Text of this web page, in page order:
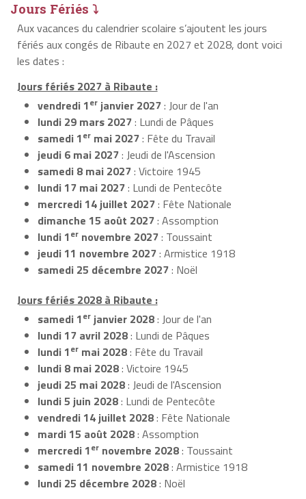
Jours Fériés ⤵
Aux vacances du calendrier scolaire s’ajoutent les jours
fériés aux congés de Ribaute en 2027 et 2028, dont voici
les dates :
Jours fériés 2027 à Ribaute :
vendredi 1er janvier 2027: Jour de l'an
lundi 29 mars 2027: Lundi de Pâques
samedi 1er mai 2027: Fête du Travail
jeudi 6 mai 2027: Jeudi de l'Ascension
samedi 8 mai 2027: Victoire 1945
lundi 17 mai 2027: Lundi de Pentecôte
mercredi 14 juillet 2027: Fête Nationale
dimanche 15 août 2027: Assomption
lundi 1er novembre 2027: Toussaint
jeudi 11 novembre 2027: Armistice 1918
samedi 25 décembre 2027: Noël
Jours fériés 2028 à Ribaute :
samedi 1er janvier 2028: Jour de l'an
lundi 17 avril 2028: Lundi de Pâques
lundi 1er mai 2028: Fête du Travail
lundi 8 mai 2028: Victoire 1945
jeudi 25 mai 2028: Jeudi de l'Ascension
lundi 5 juin 2028: Lundi de Pentecôte
vendredi 14 juillet 2028: Fête Nationale
mardi 15 août 2028: Assomption
mercredi 1er novembre 2028: Toussaint
samedi 11 novembre 2028: Armistice 1918
lundi 25 décembre 2028: Noël